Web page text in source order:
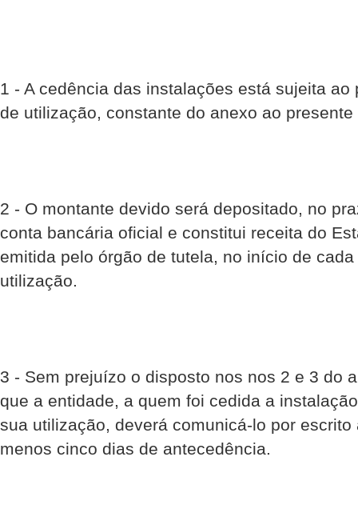
1 - A cedência das instalações está sujeita
de utilização, constante do anexo ao
2 - O montante devido será depositado, no
conta bancária oficial e constitui receita do
emitida pelo órgão de tutela, no início de
utilização.
3 - Sem prejuízo o disposto nos nos 2 e 3 do
que a entidade, a quem foi cedida a
sua utilização, deverá comunicá-lo por escrito
menos cinco dias de antecedência.